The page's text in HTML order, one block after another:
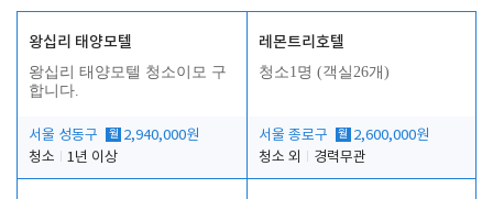
왕십리 태양모텔
왕십리 태양모텔 청소이모 구
합니다.
서울 성동구 월 2,940,000원
청소
1년 이상
레몬트리호텔
청소1명 (객실26개)
서울 종로구 월 2,600,000원
청소 외
경력무관